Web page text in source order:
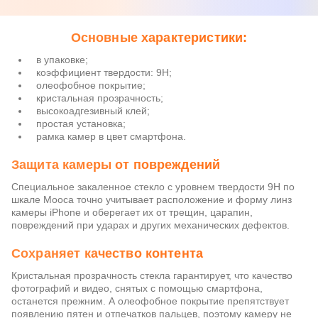
Основные характеристики:
в упаковке;
коэффициент твердости: 9Н;
олеофобное покрытие;
кристальная прозрачность;
высокоадгезивный клей;
простая установка;
рамка камер в цвет смартфона.
Защита камеры от повреждений
Специальное закаленное стекло с уровнем твердости 9Н по
шкале Мооса точно учитывает расположение и форму линз
камеры iPhone и оберегает их от трещин, царапин,
повреждений при ударах и других механических дефектов.
Сохраняет качество контента
Кристальная прозрачность стекла гарантирует, что качество
фотографий и видео, снятых с помощью смартфона,
останется прежним. А олеофобное покрытие препятствует
появлению пятен и отпечатков пальцев, поэтому камеру не